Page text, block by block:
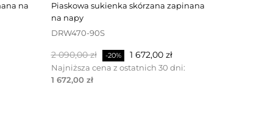
piaskowa sukienka skórzana zapinana
na napy
DRW470-90S
Cena
podstawowa
2 090,00 zł -20% Cena
1 672,00 zł
Najniższa cena z ostatnich 30 dni:
1 672,00 zł